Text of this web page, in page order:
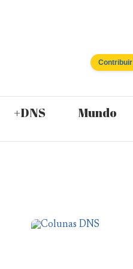
Contribuir
+DNS Mundo